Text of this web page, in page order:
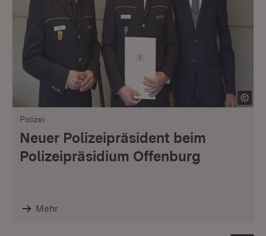
Polizei
Neuer Polizeipräsident beim
Polizeipräsidium Offenburg
Mehr